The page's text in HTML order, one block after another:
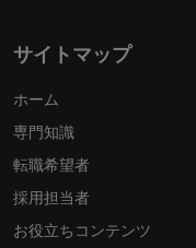
サイトマップ
ホーム
専門知識
転職希望者
採用担当者
お役立ちコンテンツ